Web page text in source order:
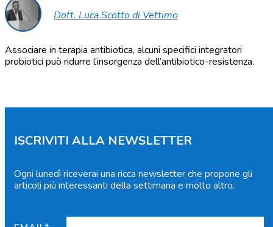
Dott. Luca Scotto di Vettimo
Associare in terapia antibiotica, alcuni specifici integratori
probiotici può ridurre l’insorgenza dell’antibiotico-resistenza.
ISCRIVITI ALLA NEWSLETTER
Ogni lunedì riceverai una ricca newsletter che propone gli
articoli più interessanti della settimana e molto altro.